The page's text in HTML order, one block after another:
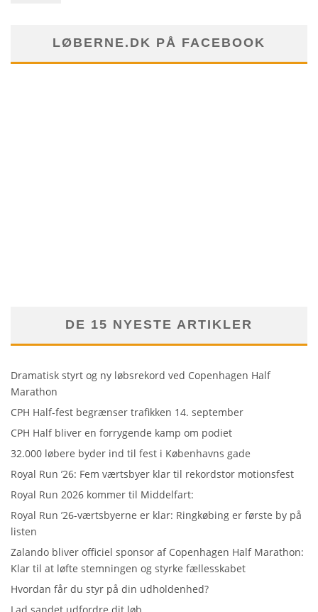
LØBERNE.DK PÅ FACEBOOK
DE 15 NYESTE ARTIKLER
Dramatisk styrt og ny løbsrekord ved Copenhagen Half
Marathon
CPH Half-fest begrænser trafikken 14. september
CPH Half bliver en forrygende kamp om podiet
32.000 løbere byder ind til fest i Københavns gade
Royal Run ’26: Fem værtsbyer klar til rekordstor motionsfest
Royal Run 2026 kommer til Middelfart:
Royal Run ’26-værtsbyerne er klar: Ringkøbing er første by på
listen
Zalando bliver officiel sponsor af Copenhagen Half Marathon:
Klar til at løfte stemningen og styrke fællesskabet
Hvordan får du styr på din udholdenhed?
Lad sandet udfordre dit løb